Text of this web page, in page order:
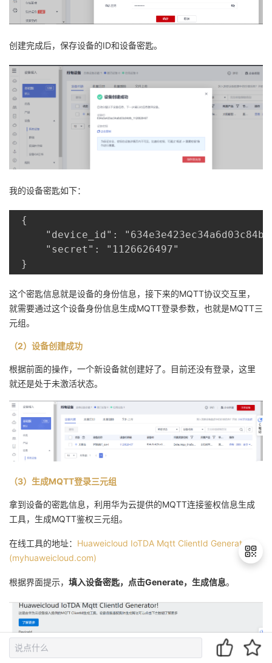
创建完成后，保存设备的ID和设备密匙。
我的设备密匙如下：
{
"device_id":
     "secret": "1126626497"
这个密匙信息就是设备的身份信息，接下来的MQTT协议交互里，
就需要通过这个设备身份信息生成MQTT登录参数，也就是MQTT三
元组。
（2）设备创建成功
根据前面的操作，一个新设备就创建好了。目前还没有登录，这里
就还是处于未激活状态。
（3）生成MQTT登录三元组
拿到设备的密匙信息，利用华为云提供的MQTT连接鉴权信息生成
工具，生成MQTT鉴权三元组。
在线工具的地址： Huaweicloud IoTDA Mqtt ClientId Generator
(myhuaweicloud.com)
根据界面提示， 填入设备密匙，点击Generate，生成信息。